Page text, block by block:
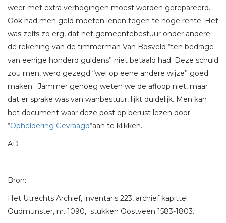
weer met extra verhogingen moest worden gerepareerd.
Ook had men geld moeten lenen tegen te hoge rente. Het
was zelfs zo erg, dat het gemeentebestuur onder andere
de rekening van de timmerman Van Bosveld “ten bedrage
van eenige honderd guldens” niet betaald had. Deze schuld
zou men, werd gezegd “wel op eene andere wijze” goed
maken. Jammer genoeg weten we de afloop niet, maar
dat er sprake was van wanbestuur, lijkt duidelijk. Men kan
het document waar deze post op berust lezen door
“Opheldering Gevraagd“aan te klikken.
AD
Bron:
Het Utrechts Archief, inventaris 223, archief kapittel
Oudmunster, nr. 1090, stukken Oostveen 1583-1803.